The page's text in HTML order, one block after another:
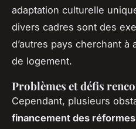
adaptation culturelle
divers cadres sont des
d’autres pays cherchant
de logement.
Problèmes et défis
Cependant, plusieurs
financement des réformes